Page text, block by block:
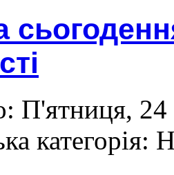
П'ятниця, 24
категорія: